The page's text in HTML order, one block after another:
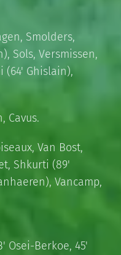
Smolders,
Sols, Versmissen,
(64' Ghislain),
Cavus.
Van Bost,
Shkurti (89'
Vancamp,
Osei-Berkoe, 45'